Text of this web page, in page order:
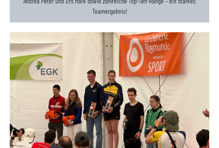
Teamergebnis!